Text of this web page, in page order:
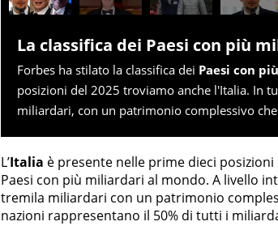
La classifica dei Paesi con più
Forbes ha stilato la classifica dei Paesi con
posizioni del 2025 troviamo anche l'Italia. In
miliardari, con un patrimonio complessivo
L’Italia è presente nelle prime dieci
Paesi con più miliardari al mondo. A livello
tremila miliardari con un patrimonio
nazioni rappresentano il 50% di tutti i